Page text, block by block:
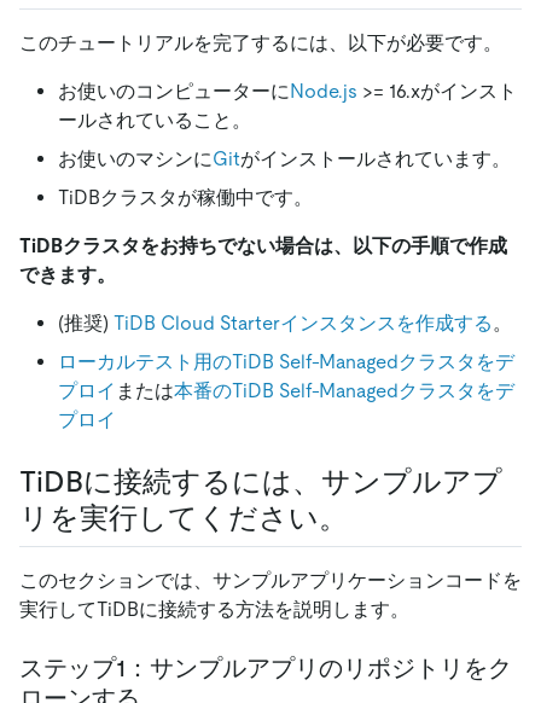
このチュートリアルを完了するには、以下が必要です。
お使いのコンピューターにNode.js >= 16.xがインスト
ールされていること。
お使いのマシンにGitがインストールされています。
TiDBクラスタが稼働中です。
TiDBクラスタをお持ちでない場合は、以下の手順で作成
できます。
(推奨) TiDB Cloud Starterインスタンスを作成する。
ローカルテスト用のTiDB Self-Managedクラスタをデ
プロイ または本番のTiDB Self-Managedクラスタをデ
プロイ
TiDBに接続するには、サンプルアプ
リを実行してください。
このセクションでは、サンプルアプリケーションコードを
実行してTiDBに接続する方法を説明します。
ステップ1：サンプルアプリのリポジトリをク
ローンする